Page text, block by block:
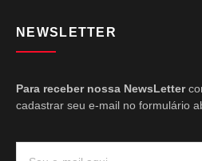
NEWSLETTER
Para receber nossa NewsLetter
cadastrar seu e-mail no formulário